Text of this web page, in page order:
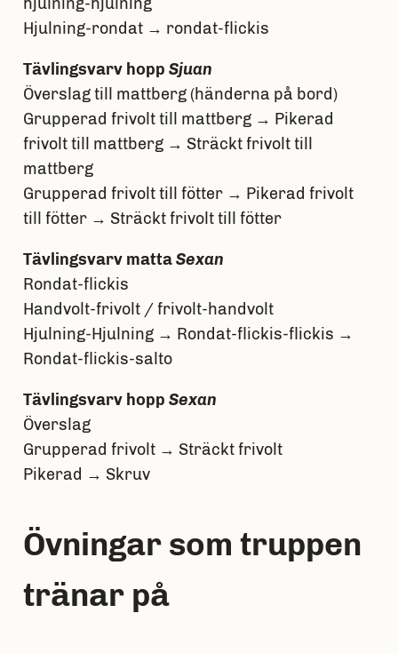
hjulning-hjulning
Hjulning-rondat → rondat-flickis
Tävlingsvarv hopp Sjuan
Överslag till mattberg (händerna på bord)
Grupperad frivolt till mattberg → Pikerad
frivolt till mattberg → Sträckt frivolt till
mattberg
Grupperad frivolt till fötter → Pikerad frivolt
till fötter → Sträckt frivolt till fötter
Tävlingsvarv mattaSexan
Rondat-flickis
Handvolt-frivolt / frivolt-handvolt
Hjulning-Hjulning → Rondat-flickis-flickis →
Rondat-flickis-salto
Tävlingsvarv hopp Sexan
Överslag
Grupperad frivolt → Sträckt frivolt
Pikerad → Skruv
Övningar som truppen
tränar på